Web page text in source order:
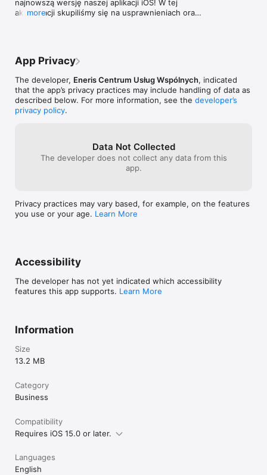
szybką i rzetelną odpowiedź na Twoje pytania.
łatwiejsze planowanie harmonogramu odbioru, lepszą
segregację odpadów i wiedzę na temat ochrony środowiska w
Twoim zasięgu!
najnowszą wersję naszej aplikacji iOS! W tej
aktualizacji skupiliśmy się na usprawnieniach oraz
Nowość:
plików na rok bieżący oraz na kolejny.
Dziękujemy, że jesteście z nami! Zachęcamy do
aktualizacji aplikacji i wypróbowania nowych
Z poważaniem,
more
App Privacy
The developer, Eneris Centrum Usług Wspólnych, indicated
that the app’s privacy practices may include handling of data as
described below. For more information, see the developer’s
privacy policy.
Data Not Collected
The developer does not collect any data from this
app.
Privacy practices may vary based, for example, on the features
you use or your age. Learn More
Accessibility
The developer has not yet indicated which accessibility
features this app supports. Learn More
Information
Size
13.2 MB
Category
Business
Compatibility
Requires iOS 15.0 or later.
Languages
English